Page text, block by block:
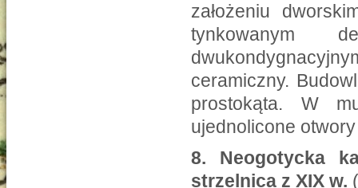
założeniu
tynkowanym
ceramiczny.
prostokąta. W
ujednolicone
8.
Neogotycka
strzelnica z XIX w.